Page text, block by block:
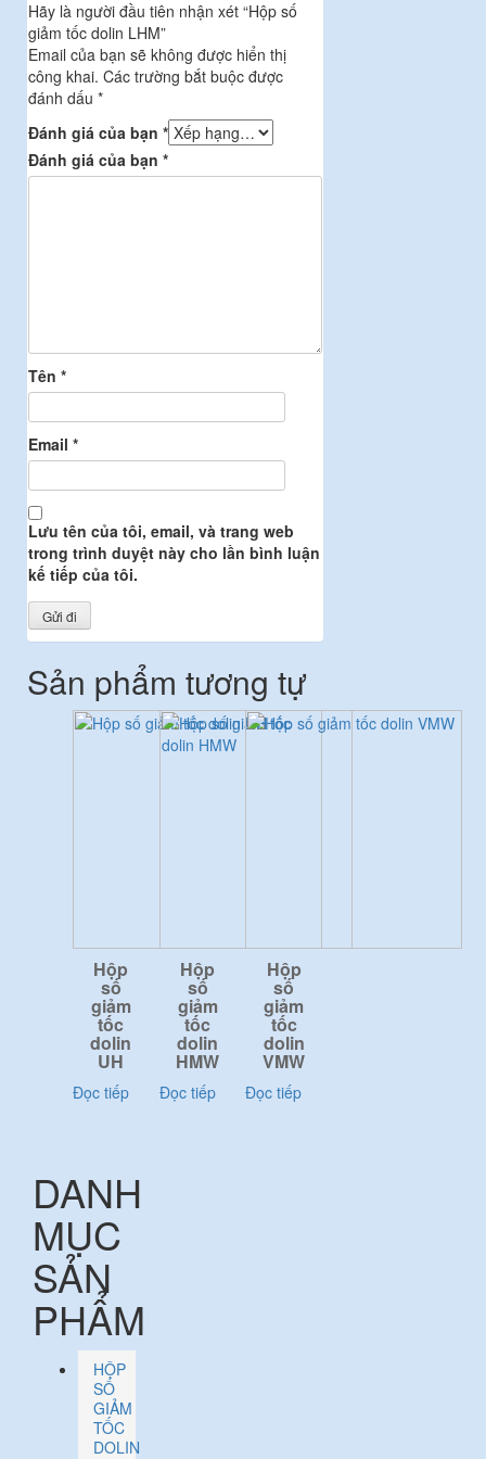
Hãy là người đầu tiên nhận xét “Hộp số
giảm tốc dolin LHM”
Email của bạn sẽ không được hiển thị
công khai. Các trường bắt buộc được
đánh dấu *
Đánh giá của bạn *
Đánh giá của bạn *
Tên *
Email *
Lưu tên của tôi, email, và trang web
trong trình duyệt này cho lần bình luận
kế tiếp của tôi.
Sản phẩm tương tự
Hộp
số
giảm
tốc
dolin
UH
Đọc tiếp
Hộp
số
giảm
tốc
dolin
HMW
Đọc tiếp
Hộp
số
giảm
tốc
dolin
VMW
Đọc tiếp
DANH
MỤC
SẢN
PHẨM
HỘP
SỐ
GIẢM
TỐC
DOLIN